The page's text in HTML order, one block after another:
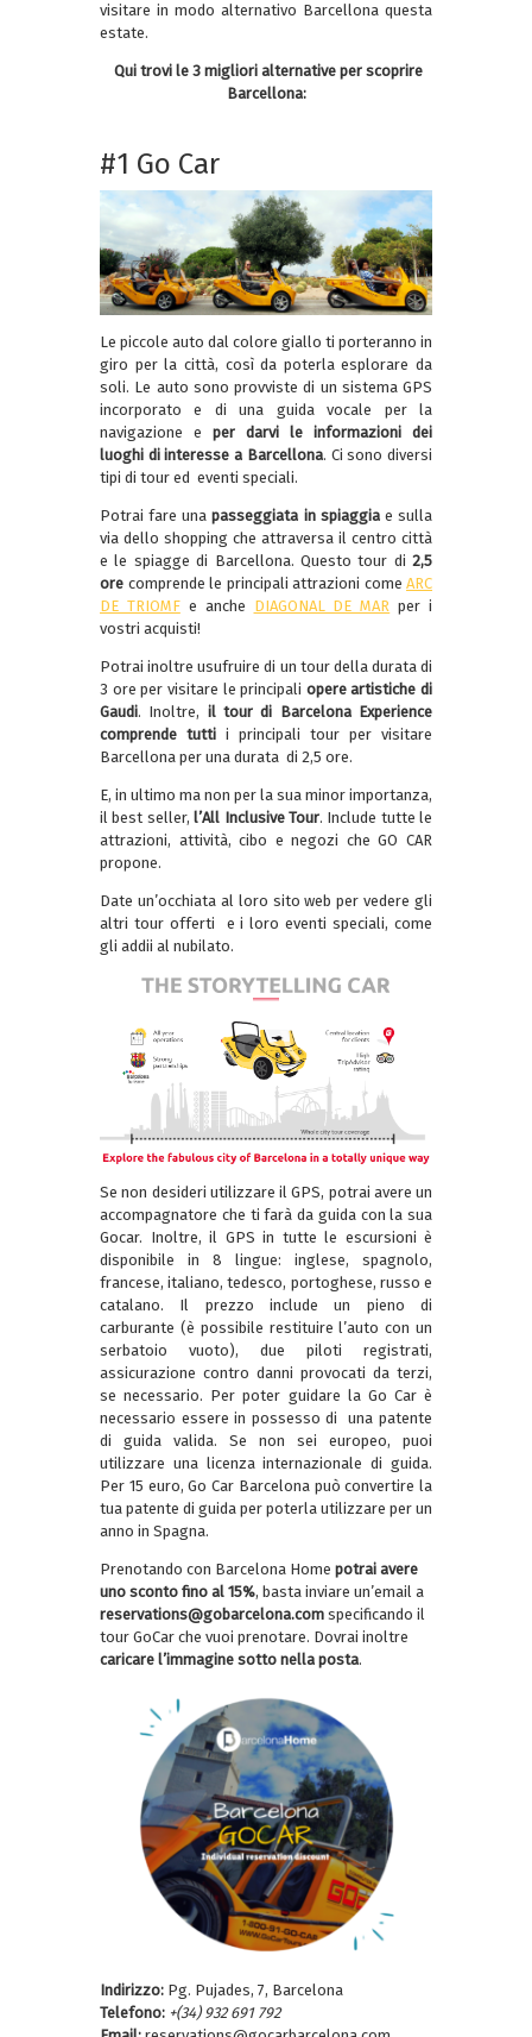
visitare in modo alternativo Barcellona questa
estate.
Qui trovi le 3 migliori alternative per scoprire
Barcellona:
#1 Go Car
Le piccole auto dal colore giallo ti porteranno in
giro per la città, così da poterla esplorare da
soli. Le auto sono provviste di un sistema GPS
incorporato e di una guida vocale per la
navigazione e per darvi le informazioni dei
luoghi di interesse a Barcellona. Ci sono diversi
tipi di tour ed eventi speciali.
Potrai fare una passeggiata in spiaggiae sulla
via dello shopping che attraversa il centro città
e le spiagge di Barcellona. Questo tour di 2,5
ore comprende le principali attrazioni come ARC
DE TRIOMFe anche DIAGONAL DE MAR per i
vostri acquisti!
Potrai inoltre usufruire di un tour della durata di
3 ore per visitare le principali opere artistiche di
Gaudi. Inoltre, il tour di Barcelona Experience
comprende tutti i principali tour per visitare
Barcellona per una durata di 2,5 ore.
E, in ultimo ma non per la sua minor importanza,
il best seller,l’All Inclusive Tour. Include tutte le
attrazioni, attività, cibo e negozi che GO CAR
propone.
Date un’occhiata al loro sito web per vedere gli
altri tour offerti e i loro eventi speciali, come
gli addii al nubilato.
Se non desideri utilizzare il GPS, potrai avere un
accompagnatore che ti farà da guida con la sua
Gocar. Inoltre, il GPS in tutte le escursioni è
disponibile in 8 lingue: inglese, spagnolo,
francese, italiano, tedesco, portoghese, russo e
catalano. Il prezzo include un pieno di
carburante (è possibile restituire l’auto con un
serbatoio vuoto), due piloti registrati,
assicurazione contro danni provocati da terzi,
se necessario. Per poter guidare la Go Car è
necessario essere in possesso di una patente
di guida valida. Se non sei europeo, puoi
utilizzare una licenza internazionale di guida.
Per 15 euro, Go Car Barcelona può convertire la
tua patente di guida per poterla utilizzare per un
anno in Spagna.
Prenotando con Barcelona Home potrai avere
uno sconto fino al 15%, basta inviare un’email a
reservations@gobarcelona.com specificando il
tour GoCar che vuoi prenotare. Dovrai inoltre
caricare l’immagine sotto nella posta.
Indirizzo: Pg. Pujades, 7, Barcelona
Telefono: +(34) 932 691 792